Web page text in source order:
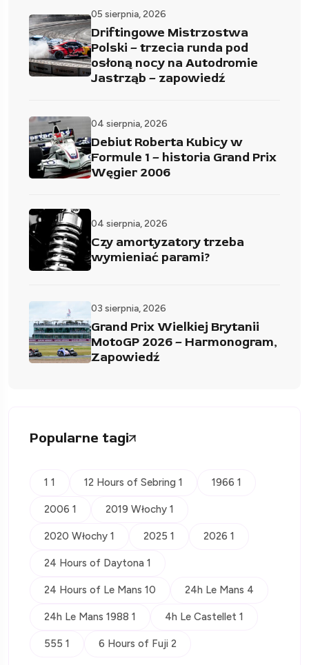
05 sierpnia, 2026
Driftingowe Mistrzostwa
Polski – trzecia runda pod
osłoną nocy na Autodromie
Jastrząb – zapowiedź
04 sierpnia, 2026
Debiut Roberta Kubicy w
Formule 1 – historia Grand Prix
Węgier 2006
04 sierpnia, 2026
Czy amortyzatory trzeba
wymieniać parami?
03 sierpnia, 2026
Grand Prix Wielkiej Brytanii
MotoGP 2026 – Harmonogram,
Zapowiedź
Popularne tagi
1 1 12 Hours of Sebring 1 1966 1
2006 1 2019 Włochy 1
2020 Włochy 1 2025 1 2026 1
24 Hours of Daytona 1
24 Hours of Le Mans 10 24h Le Mans 4
24h Le Mans 1988 1 4h Le Castellet 1
555 1 6 Hours of Fuji 2